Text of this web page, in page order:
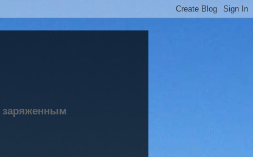
заряженным